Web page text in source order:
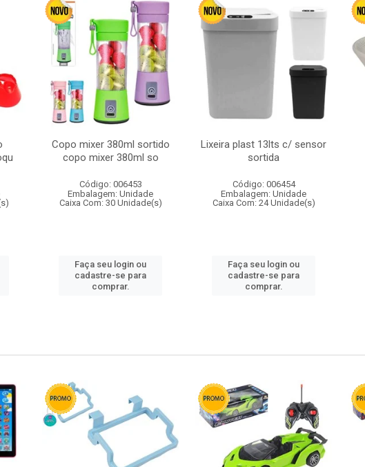
Copo mixer 380ml sortido
copo mixer 380ml so
Código: 006453
Embalagem: Unidade
Caixa Com: 30 Unidade(s)
Faça seu login ou
cadastre-se para
comprar.
Lixeira plast 13lts c/ sensor
sortida
Código: 006454
Embalagem: Unidade
Caixa Com: 24 Unidade(s)
Faça seu login ou
cadastre-se para
comprar.